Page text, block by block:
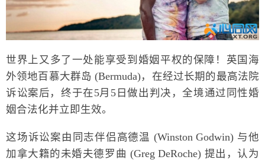
世界上又多了一处能享受到婚姻平权的保障！英国海
外领地百慕大群岛 (Bermuda)，在经过长期的最高法院
诉讼案后，终于在5月5日做出判决，全境通过同性婚
姻合法化并立即生效。
这场诉讼案由同志伴侣高德温 (Winston Godwin) 与他
加拿大籍的未婚夫德罗曲 (Greg DeRoche) 提出，认为